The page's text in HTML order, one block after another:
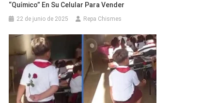
“Químico” En Su Celular Para Vender
22 de junio de 2025 Repa Chismes